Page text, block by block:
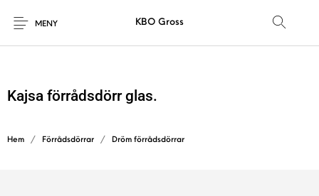
MENY KBO Gross
Kajsa förrådsdörr glas.
Hem / Förrådsdörrar / Dröm förrådsdörrar